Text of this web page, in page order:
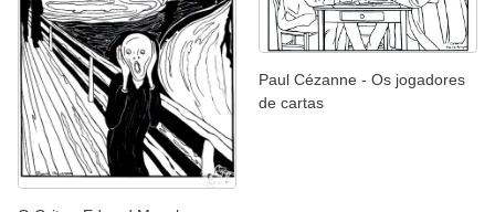
Paul Cézanne - Os jogadores
de cartas